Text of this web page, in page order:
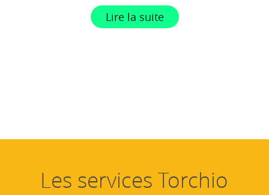
Lire la suite
Les services Torchio